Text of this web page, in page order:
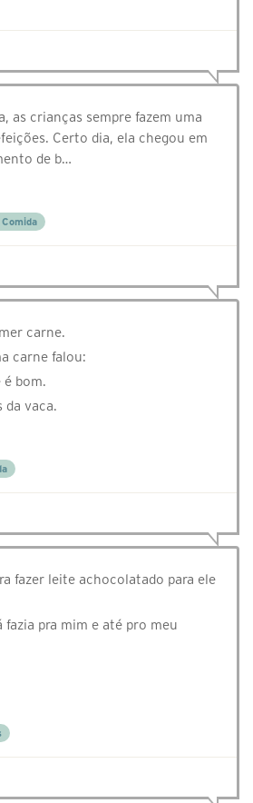
as crianças sempre fazem uma
Certo dia, ela chegou em
de b…
Comida
carne.
carne falou:
é bom.
da vaca.
fazer leite achocolatado para ele
fazia pra mim e até pro meu